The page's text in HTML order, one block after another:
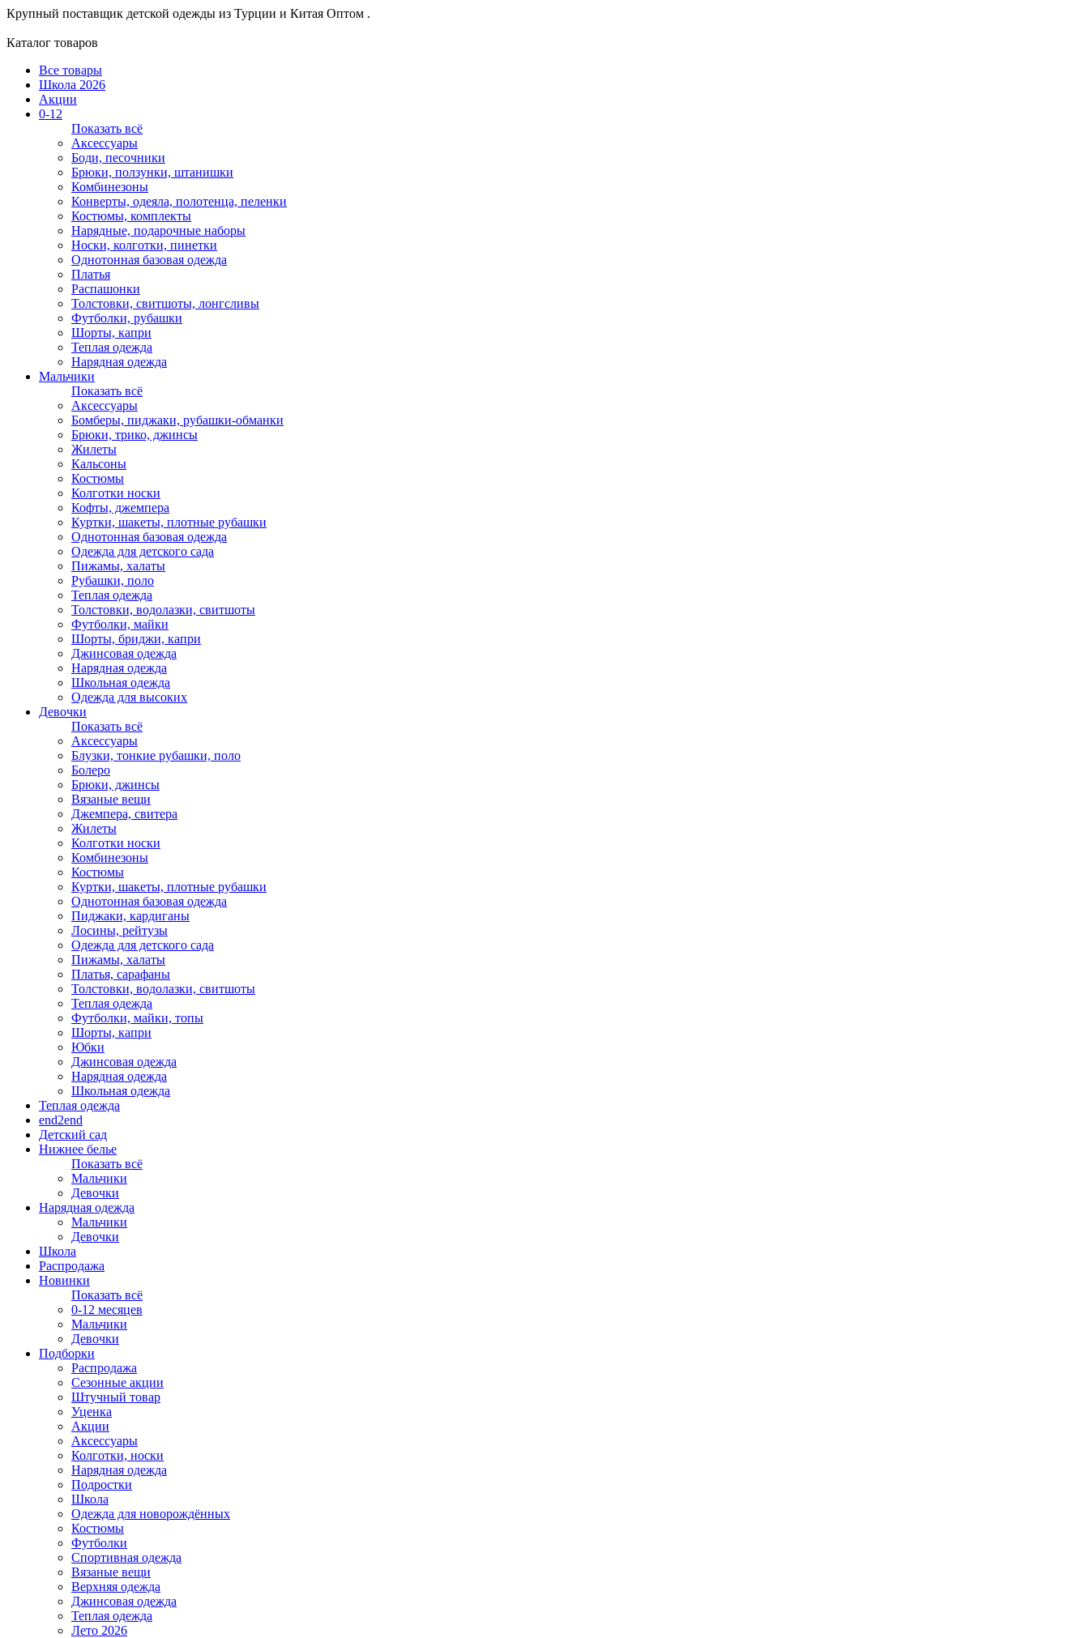
Крупный поставщик детской одежды из Турции и Китая Оптом .
Каталог товаров
Все товары
Школа 2026
Акции
0-12
Показать всё
Аксессуары
Боди, песочники
Брюки, ползунки, штанишки
Комбинезоны
Конверты, одеяла, полотенца, пеленки
Костюмы, комплекты
Нарядные, подарочные наборы
Носки, колготки, пинетки
Однотонная базовая одежда
Платья
Распашонки
Толстовки, свитшоты, лонгсливы
Футболки, рубашки
Шорты, капри
Теплая одежда
Нарядная одежда
Мальчики
Показать всё
Аксессуары
Бомберы, пиджаки, рубашки-обманки
Брюки, трико, джинсы
Жилеты
Кальсоны
Костюмы
Колготки носки
Кофты, джемпера
Куртки, шакеты, плотные рубашки
Однотонная базовая одежда
Одежда для детского сада
Пижамы, халаты
Рубашки, поло
Теплая одежда
Толстовки, водолазки, свитшоты
Футболки, майки
Шорты, бриджи, капри
Джинсовая одежда
Нарядная одежда
Школьная одежда
Одежда для высоких
Девочки
Показать всё
Аксессуары
Блузки, тонкие рубашки, поло
Болеро
Брюки, джинсы
Вязаные вещи
Джемпера, свитера
Жилеты
Колготки носки
Комбинезоны
Костюмы
Куртки, шакеты, плотные рубашки
Однотонная базовая одежда
Пиджаки, кардиганы
Лосины, рейтузы
Одежда для детского сада
Пижамы, халаты
Платья, сарафаны
Толстовки, водолазки, свитшоты
Теплая одежда
Футболки, майки, топы
Шорты, капри
Юбки
Джинсовая одежда
Нарядная одежда
Школьная одежда
Теплая одежда
end2end
Детский сад
Нижнее белье
Показать всё
Мальчики
Девочки
Нарядная одежда
Мальчики
Девочки
Школа
Распродажа
Новинки
Показать всё
0-12 месяцев
Мальчики
Девочки
Подборки
Распродажа
Сезонные акции
Штучный товар
Уценка
Акции
Аксессуары
Колготки, носки
Нарядная одежда
Подростки
Школа
Одежда для новорождённых
Костюмы
Футболки
Спортивная одежда
Вязаные вещи
Верхняя одежда
Джинсовая одежда
Теплая одежда
Лето 2026